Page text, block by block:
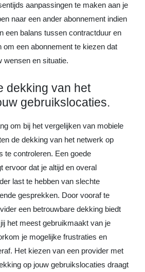
aanpassingen te maken aan je
naar een ander abonnement indien
een balans tussen contractduur en
om een abonnement te kiezen dat
wensen en situatie.
dekking van het
gebruikslocaties.
om bij het vergelijken van mobiele
de dekking van het netwerk op
te controleren. Een goede
ervoor dat je altijd en overal
last te hebben van slechte
gesprekken. Door vooraf te
een betrouwbare dekking biedt
het meest gebruikmaakt van je
je mogelijke frustraties en
Het kiezen van een provider met
op jouw gebruikslocaties draagt